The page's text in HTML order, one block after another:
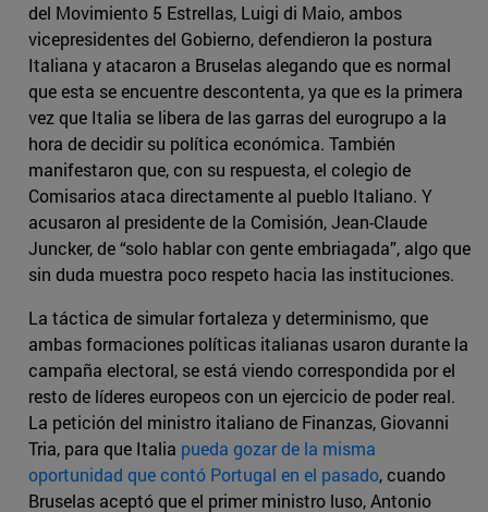
del Movimiento 5 Estrellas, Luigi di Maio, ambos
vicepresidentes del Gobierno, defendieron la postura
Italiana y atacaron a Bruselas alegando que es normal
que esta se encuentre descontenta, ya que es la primera
vez que Italia se libera de las garras del eurogrupo a la
hora de decidir su política económica. También
manifestaron que, con su respuesta, el colegio de
Comisarios ataca directamente al pueblo Italiano. Y
acusaron al presidente de la Comisión, Jean-Claude
Juncker, de “solo hablar con gente embriagada”, algo que
sin duda muestra poco respeto hacia las instituciones.
La táctica de simular fortaleza y determinismo, que
ambas formaciones políticas italianas usaron durante la
campaña electoral, se está viendo correspondida por el
resto de líderes europeos con un ejercicio de poder real.
La petición del ministro italiano de Finanzas, Giovanni
Tria, para que Italia pueda gozar de la misma
oportunidad que contó Portugal en el pasado, cuando
Bruselas aceptó que el primer ministro luso, Antonio